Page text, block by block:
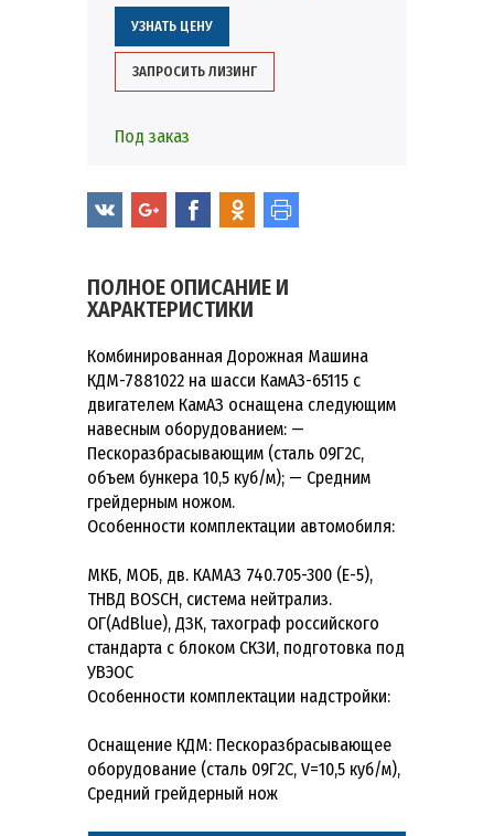
УЗНАТЬ ЦЕНУ
ЗАПРОСИТЬ ЛИЗИНГ
Под заказ
ПОЛНОЕ ОПИСАНИЕ И
ХАРАКТЕРИСТИКИ
Комбинированная Дорожная Машина
КДМ-7881022 на шасси КамАЗ-65115 с
двигателем КамАЗ оснащена следующим
навесным оборудованием: —
Пескоразбрасывающим (сталь 09Г2С,
объем бункера 10,5 куб/м); — Средним
грейдерным ножом.
Особенности комплектации автомобиля:
МКБ, МОБ, дв. КАМАЗ 740.705-300 (Е-5),
ТНВД BOSCH, система нейтрализ.
ОГ(AdBlue), ДЗК, тахограф российского
стандарта с блоком СКЗИ, подготовка под
УВЭОС
Особенности комплектации надстройки:
Оснащение КДМ: Пескоразбрасывающее
оборудование (сталь 09Г2С, V=10,5 куб/м),
Средний грейдерный нож